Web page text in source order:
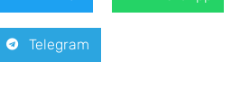
Telegram